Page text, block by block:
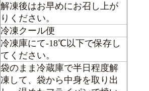
解凍後はお早めにお召し上が
りください。
冷凍クール便
冷凍庫にて-18℃以下で保存し
てください。
袋のまま冷蔵庫で半日程度解
凍して、袋から中身を取り出